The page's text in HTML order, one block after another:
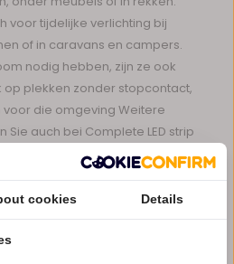
voor tijdelijke verlichting bij
of in caravans en campers.
nodig hebben, zijn ze ook
plekken zonder stopcontact,
voor die omgeving Weitere
auch bei Complete LED strip
soorten LED strips op
kleurtemperatuur en
cookies Details